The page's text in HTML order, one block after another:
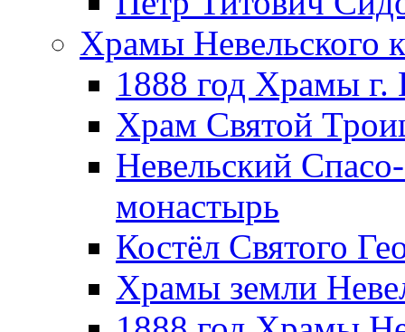
Храмы Невельского
1888 год Храмы г.
Храм Святой
Невельский
монастырь
Костёл Святого
Храмы земли